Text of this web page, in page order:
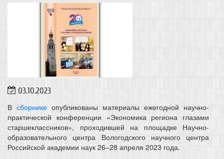
03.10.2023
В сборнике опубликованы материалы ежегодной научно-
практической конференции «Экономика региона глазами
старшеклассников», проходившей на площадке Научно-
образовательного центра Вологодского научного центра
Российской академии наук 26–28 апреля 2023 года.